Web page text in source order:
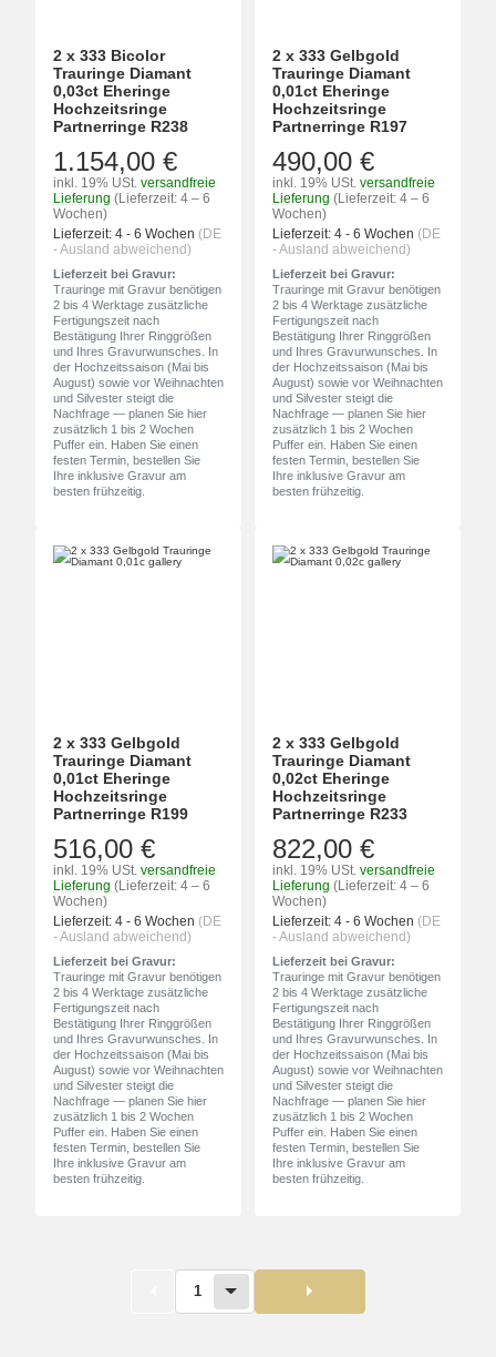
2 x 333 Bicolor
Trauringe Diamant
0,03ct Eheringe
Hochzeitsringe
Partnerringe R238
1.154,00 €
inkl. 19% USt. versandfreie
Lieferung (Lieferzeit: 4 – 6
Wochen)
Lieferzeit: 4 - 6 Wochen (DE
- Ausland abweichend)
Lieferzeit bei Gravur:
Trauringe mit Gravur benötigen
2 bis 4 Werktage zusätzliche
Fertigungszeit nach
Bestätigung Ihrer Ringgrößen
und Ihres Gravurwunsches. In
der Hochzeitssaison (Mai bis
August) sowie vor Weihnachten
und Silvester steigt die
Nachfrage — planen Sie hier
zusätzlich 1 bis 2 Wochen
Puffer ein. Haben Sie einen
festen Termin, bestellen Sie
Ihre inklusive Gravur am
besten frühzeitig.
2 x 333 Gelbgold
Trauringe Diamant
0,01ct Eheringe
Hochzeitsringe
Partnerringe R197
490,00 €
inkl. 19% USt. versandfreie
Lieferung (Lieferzeit: 4 – 6
Wochen)
Lieferzeit: 4 - 6 Wochen (DE
- Ausland abweichend)
Lieferzeit bei Gravur:
Trauringe mit Gravur benötigen
2 bis 4 Werktage zusätzliche
Fertigungszeit nach
Bestätigung Ihrer Ringgrößen
und Ihres Gravurwunsches. In
der Hochzeitssaison (Mai bis
August) sowie vor Weihnachten
und Silvester steigt die
Nachfrage — planen Sie hier
zusätzlich 1 bis 2 Wochen
Puffer ein. Haben Sie einen
festen Termin, bestellen Sie
Ihre inklusive Gravur am
besten frühzeitig.
2 x 333 Gelbgold
Trauringe Diamant
0,01ct Eheringe
Hochzeitsringe
Partnerringe R199
516,00 €
inkl. 19% USt. versandfreie
Lieferung (Lieferzeit: 4 – 6
Wochen)
Lieferzeit: 4 - 6 Wochen (DE
- Ausland abweichend)
Lieferzeit bei Gravur:
Trauringe mit Gravur benötigen
2 bis 4 Werktage zusätzliche
Fertigungszeit nach
Bestätigung Ihrer Ringgrößen
und Ihres Gravurwunsches. In
der Hochzeitssaison (Mai bis
August) sowie vor Weihnachten
und Silvester steigt die
Nachfrage — planen Sie hier
zusätzlich 1 bis 2 Wochen
Puffer ein. Haben Sie einen
festen Termin, bestellen Sie
Ihre inklusive Gravur am
besten frühzeitig.
2 x 333 Gelbgold
Trauringe Diamant
0,02ct Eheringe
Hochzeitsringe
Partnerringe R233
822,00 €
inkl. 19% USt. versandfreie
Lieferung (Lieferzeit: 4 – 6
Wochen)
Lieferzeit: 4 - 6 Wochen (DE
- Ausland abweichend)
Lieferzeit bei Gravur:
Trauringe mit Gravur benötigen
2 bis 4 Werktage zusätzliche
Fertigungszeit nach
Bestätigung Ihrer Ringgrößen
und Ihres Gravurwunsches. In
der Hochzeitssaison (Mai bis
August) sowie vor Weihnachten
und Silvester steigt die
Nachfrage — planen Sie hier
zusätzlich 1 bis 2 Wochen
Puffer ein. Haben Sie einen
festen Termin, bestellen Sie
Ihre inklusive Gravur am
besten frühzeitig.
1